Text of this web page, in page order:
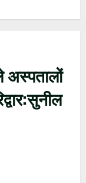
अस्पतालों